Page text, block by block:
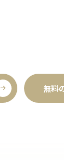
無料